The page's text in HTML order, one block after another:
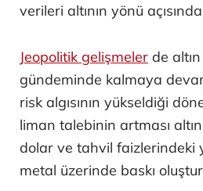
verileri altının yönü
Jeopolitik gelişmeler de
gündeminde kalmaya
risk algısının yükseldiği
liman talebinin artması
dolar ve tahvil faizlerindeki
metal üzerinde baskı